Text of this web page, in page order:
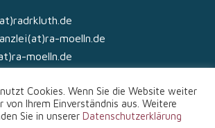
moelln.de
moelln.de
Cookies. Wenn Sie die Website weiter
Ihrem Einverständnis aus. Weitere
Sie in unserer Datenschutzerklärung